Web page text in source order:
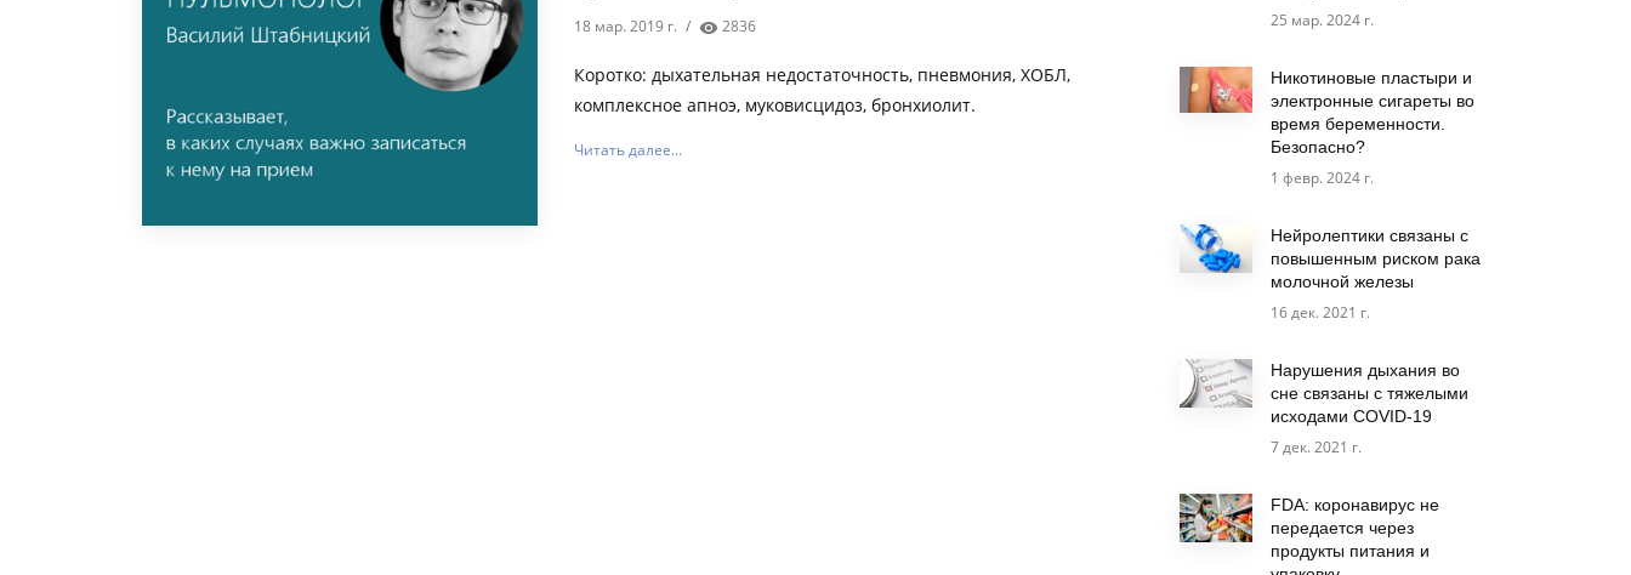
18 мар. 2019 г. / 2836
Коротко: дыхательная недостаточность, пневмония, ХОБЛ,
комплексное апноэ, муковисцидоз, бронхиолит.
Читать далее...
25 мар. 2024 г.
Никотиновые пластыри и
электронные сигареты во
время беременности.
Безопасно?
1 февр. 2024 г.
Нейролептики связаны с
повышенным риском рака
молочной железы
16 дек. 2021 г.
Нарушения дыхания во
сне связаны с тяжелыми
исходами COVID-19
7 дек. 2021 г.
FDA: коронавирус не
передается через
продукты питания и